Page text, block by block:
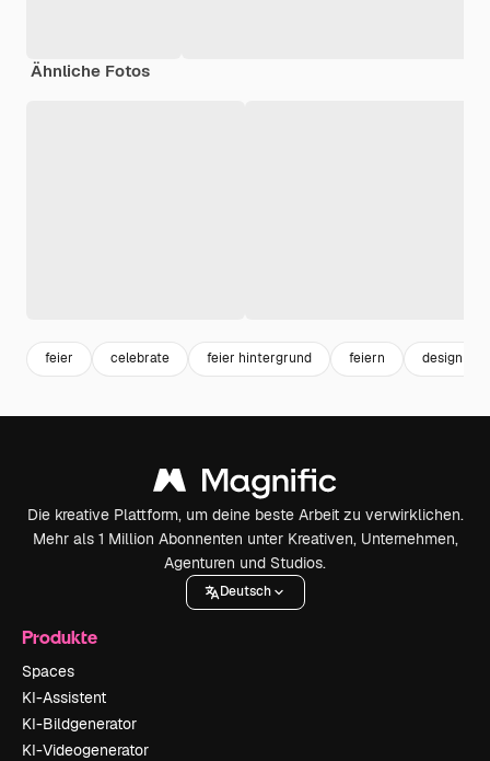
Ähnliche Fotos
feier celebrate feier hintergrund feiern design
Die kreative Plattform, um deine beste Arbeit zu verwirklichen.
Mehr als 1 Million Abonnenten unter Kreativen, Unternehmen,
Agenturen und Studios.
Deutsch
Produkte
Spaces
KI-Assistent
KI-Bildgenerator
KI-Videogenerator